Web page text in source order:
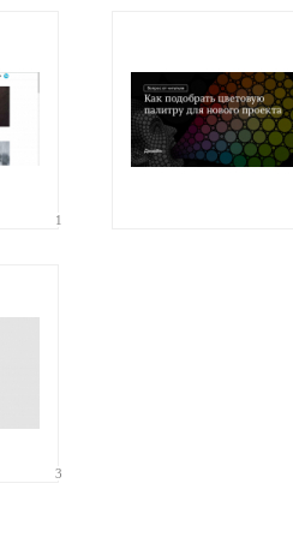
гиф или джипег шириной не более 700 пикселей
1
3